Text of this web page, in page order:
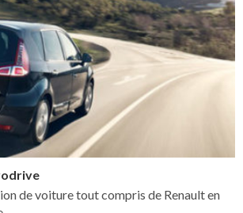
de voiture tout compris de Renault en